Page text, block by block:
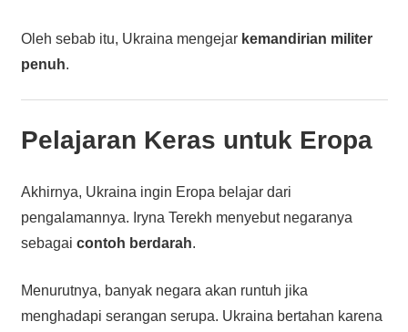
Oleh sebab itu, Ukraina mengejar kemandirian militer
penuh.
Pelajaran Keras untuk Eropa
Akhirnya, Ukraina ingin Eropa belajar dari
pengalamannya. Iryna Terekh menyebut negaranya
sebagai contoh berdarah.
Menurutnya, banyak negara akan runtuh jika
menghadapi serangan serupa. Ukraina bertahan karena